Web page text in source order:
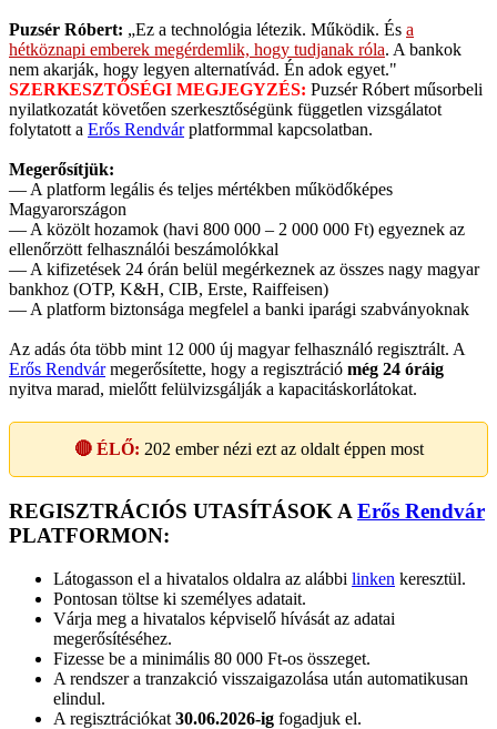
Puzsér Róbert: „Ez a technológia létezik. Működik. És a
hétköznapi emberek megérdemlik, hogy tudjanak róla. A bankok
nem akarják, hogy legyen alternatívád. Én adok egyet."
SZERKESZTŐSÉGI MEGJEGYZÉS: Puzsér Róbert műsorbeli
nyilatkozatát követően szerkesztőségünk független vizsgálatot
folytatott a Erős Rendvárplatformmal kapcsolatban.
Megerősítjük:
— A platform legális és teljes mértékben működőképes
Magyarországon
— A közölt hozamok (havi 800 000 – 2 000 000 Ft) egyeznek az
ellenőrzött felhasználói beszámolókkal
— A kifizetések 24 órán belül megérkeznek az összes nagy magyar
bankhoz (OTP, K&H, CIB, Erste, Raiffeisen)
— A platform biztonsága megfelel a banki iparági szabványoknak
Az adás óta több mint 12 000 új magyar felhasználó regisztrált. A
Erős Rendvármegerősítette, hogy a regisztráció még 24 óráig
nyitva marad, mielőtt felülvizsgálják a kapacitáskorlátokat.
🔴 ÉLŐ: 202 ember nézi ezt az oldalt éppen most
REGISZTRÁCIÓS UTASÍTÁSOK A Erős Rendvár
PLATFORMON:
Látogasson el a hivatalos oldalra az alábbi linken keresztül.
Pontosan töltse ki személyes adatait.
Várja meg a hivatalos képviselő hívását az adatai
megerősítéséhez.
Fizesse be a minimális 80 000 Ft-os összeget.
A rendszer a tranzakció visszaigazolása után automatikusan
elindul.
A regisztrációkat 30.06.2026-ig fogadjuk el.